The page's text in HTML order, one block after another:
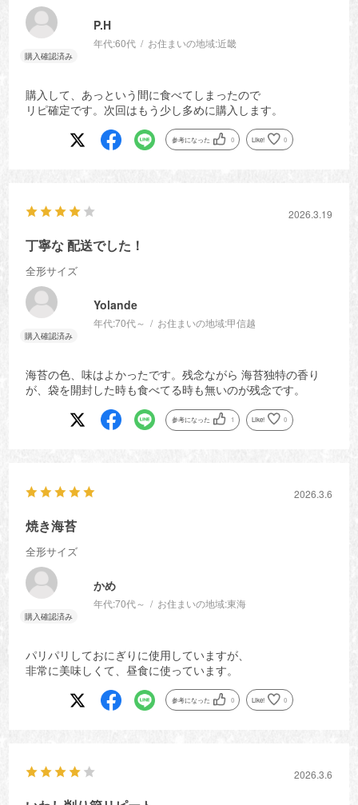
P.H
年代:60代 お住まいの地域:近畿
購入して、あっという間に食べてしまったので
リピ確定です。次回はもう少し多めに購入します。
参考になった 0 Like! 0
2026.3.19
丁寧な 配送でした！
全形サイズ
Yolande
年代:70代～ お住まいの地域:甲信越
海苔の色、味はよかったです。残念ながら 海苔独特の香り
が、袋を開封した時も食べてる時も無いのが残念です。
参考になった 1 Like! 0
2026.3.6
焼き海苔
全形サイズ
かめ
年代:70代～ お住まいの地域:東海
パリパリしておにぎりに使用していますが、
非常に美味しくて、昼食に使っています。
参考になった 0 Like! 0
2026.3.6